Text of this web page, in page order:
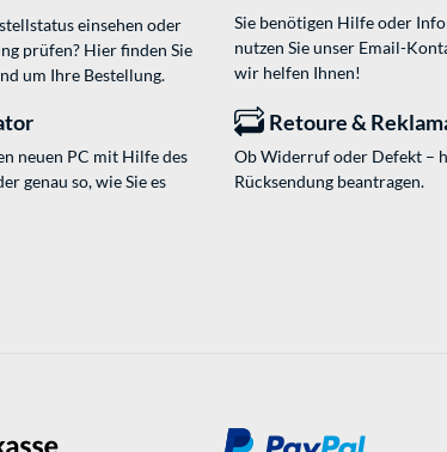
einsehen oder
prüfen? Hier finden Sie
um Ihre Bestellung.
Sie benötigen Hilfe oder
nutzen Sie unser Email-
wir helfen Ihnen!
neuen PC mit Hilfe des
genau so, wie Sie es
Retoure &
Ob Widerruf oder Defekt –
Rücksendung beantragen.